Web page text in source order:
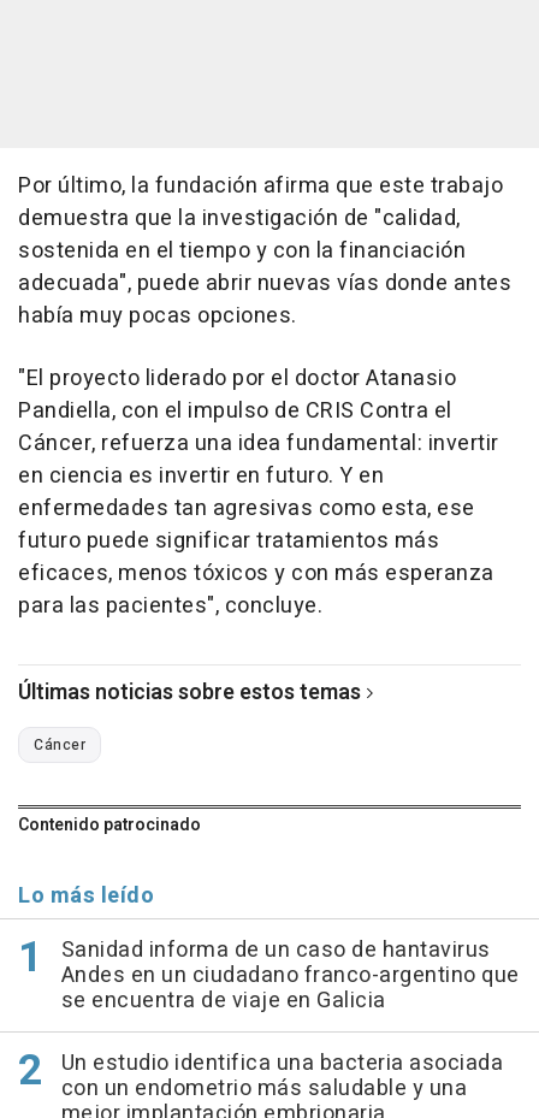
Por último, la fundación afirma que este trabajo
demuestra que la investigación de "calidad,
sostenida en el tiempo y con la financiación
adecuada", puede abrir nuevas vías donde antes
había muy pocas opciones.
"El proyecto liderado por el doctor Atanasio
Pandiella, con el impulso de CRIS Contra el
Cáncer, refuerza una idea fundamental: invertir
en ciencia es invertir en futuro. Y en
enfermedades tan agresivas como esta, ese
futuro puede significar tratamientos más
eficaces, menos tóxicos y con más esperanza
para las pacientes", concluye.
Últimas noticias sobre estos temas
Cáncer
Contenido patrocinado
Lo más leído
Sanidad informa de un caso de hantavirus
Andes en un ciudadano franco-argentino que
se encuentra de viaje en Galicia
Un estudio identifica una bacteria asociada
con un endometrio más saludable y una